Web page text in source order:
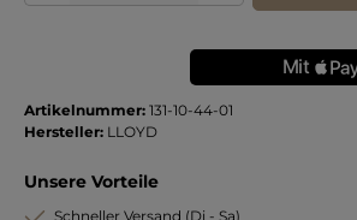
Artikelnummer: 131-10-44-01
Hersteller: LLOYD
Unsere Vorteile
Schneller Versand (Di - Sa)